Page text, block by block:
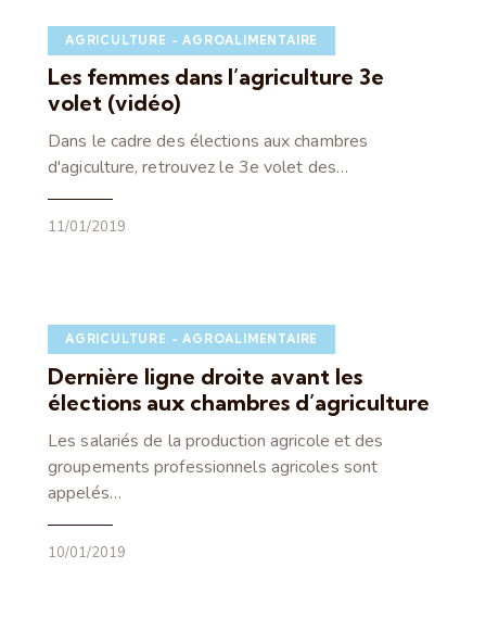
AGRICULTURE - AGROALIMENTAIRE
Les femmes dans l’agriculture 3e
volet (vidéo)
Dans le cadre des élections aux chambres
d'agiculture, retrouvez le 3e volet des…
11/01/2019
AGRICULTURE - AGROALIMENTAIRE
Dernière ligne droite avant les
élections aux chambres d’agriculture
Les salariés de la production agricole et des
groupements professionnels agricoles sont
appelés…
10/01/2019